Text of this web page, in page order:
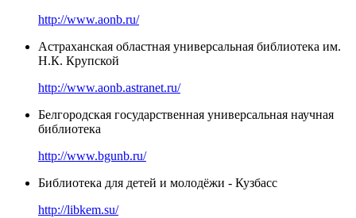
http://www.aonb.ru/
Астраханская областная универсальная библиотека им.
Н.К. Крупской
http://www.aonb.astranet.ru/
Белгородская государственная универсальная научная
библиотека
http://www.bgunb.ru/
Библиотека для детей и молодёжи - Кузбасс
http://libkem.su/